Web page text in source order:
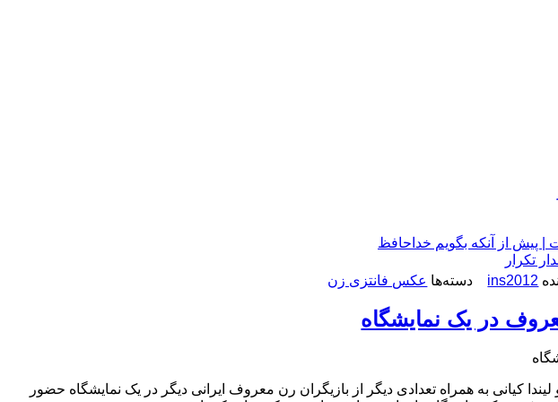
پیش از آنکه بگویم خداحافظ
ins2012 دسته‌ها عکس فانتزی زن
در یک نمایشگاه
کیانی به همراه تعدادی دیگر از بازیگران رن معروف ایرانی دیگر در یک نمایشگاه حضور